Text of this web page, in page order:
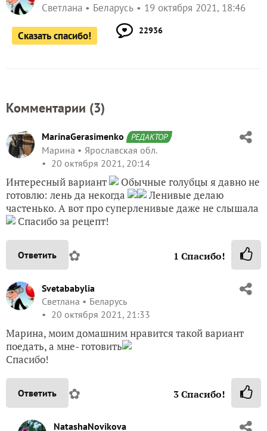
Светлана Беларусь 19 октября 2021, 18:46
Сказать спасибо! 22936
Комментарии (3)
MarinaGerasimenko РЕДАКТОР
Марина
Ярославская обл.
20 октября 2021, 20:14
Интересный вариант
Обычные голубцы я давно не
готовлю: лень да некогда
Ленивые делаю
частенько. А вот про суперленивые даже не слышала
Спасибо за рецепт!
Ответить ✿ 1 Спасибо!
Svetababylia
Светлана
Беларусь
20 октября 2021, 21:33
Марина, моим домашним нравится такой вариант
поедать, а мне- готовить
Спасибо!
Ответить ✿ 3Спасибо!
NatashaNovikova